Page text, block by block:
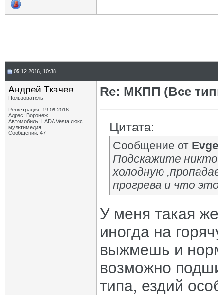
05.12.2016, 10:38
Андрей Ткачев
Пользователь
Регистрация: 19.09.2016
Адрес: Воронеж
Автомобиль: LADA Vesta люкс
мультимедия
Сообщений: 47
Re: МКПП (Все
Цитата:
Сообщение от
Подскажите
холодную
прогрева и что
У меня такая
иногда на
выжмешь и
возможно
типа, ездий